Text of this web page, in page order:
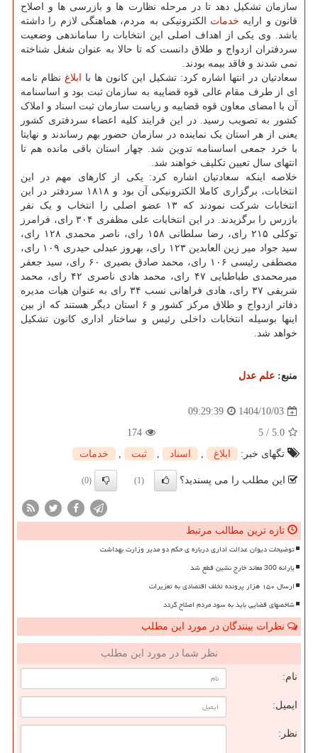
سازمان تشکیل دهد تا در مرحله نظارت ها و بازرسی ها و اصلاح
قانون و ارایه خدمات الکترونیکی به مردم، هماهنگی لازم را داشته
باشد. وی یکی از اهداف اصلی این انتخابات را ساماندهی وضعیت
سردفتران ازدواج و طلاق دانست که تا حالا به عنوان شغل شناخته
نمی شدند و فاقد بیمه بودند.
سعادتیان در انتها اشاره کرد: تشکیل این کانون ها با ابلاغ نظام نامه
ای از طرف مقام عالی قوه قضاییه به سازمان ثبت بود و اساسنامه
آن با امضای معاون قوه قضاییه و ریاست سازمان ثبت اسناد و املاک
کشور به تصویب رسید. در این فرایند کلیه اعضاء سردفتری کشور
یعنی از هر استان یک نماینده در سازمان حضور بهم رساندند و نهایتا
با خرد جمعی اساسنامه تدوین شد. چهار استان باقی مانده هم تا
انتهای سال تعیین تکلیف خواهند شد.
خلاصه اینکه سعادتیان اشاره کرد: یکی از کارهای مهم در این
انتخابات، برگزاری کاملا الکترونیکی آن بود و ۱۸۱۸ سردفتر در این
انتخابات شرکت نمودند که ۱۳ عضو اصلی را انتخاب و یک نفر
بازرس را برگزیدند. در این انتخابات علی مظفری ۳۰۴ رای، فرامرز
توکلی ۲۱۵ رای، رضا سلطانی ۱۵۸ رای، ناصر محمدی ۱۲۸ رای،
سید جواد میر زین العابدین ۱۲۳ رای، بهروز عبدلی حیدری ۱۰۹ رای،
مصطفی رئیسی ۱۰۶ رای، محمد صادق بصیری ۶۰ رای، سید جعفر
میرمحمدی طباطبایی ۴۷ رای، محمد هادی ناصری ۴۲ رای، محمد
شریفی ۳۷ رای، هادی فراهانی نسب ۳۴ رای به عنوان هیات مدیره
دفاتر ازدواج و طلاق مرکز کشور و ۶ استان دیگر هستند که از بین
اینها بوسیله انتخابات داخلی رئیس و ساختار اداری کانون تشکیل
خواهد شد.
منبع: علم عدل
1404/10/03
09:29:39
5.0
/
5
174
تگهای خبر:
ابلاغ , اسناد , ثبت , خدمات
این مطلب را می پسندید؟ (1)
(0)
تازه ترین مطالب مرتبط
توضیحات دیوان عدالت اداری درباره ی حکم دو مدیر وزارت بهداشت
یارانه 300 معاند خارج نشین قطع شد
ارسال ۱۵۰ هزار پرونده تخلف اقتصادی به تعزیرات
شاخصهای قضایی باید به سود مردم اصلاح گردد
نظرات بینندگان در مورد این مطلب
نظر شما در مورد این مطلب
نام:
ایمیل:
نظر: